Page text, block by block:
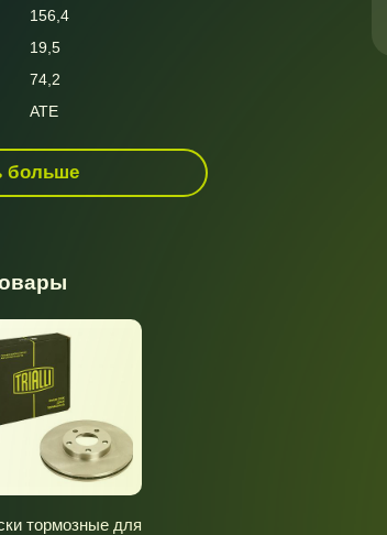
156,4
19,5
74,2
ATE
больше
тормозные для